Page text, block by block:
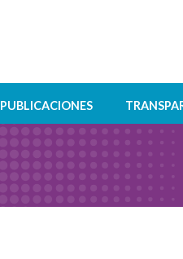
PUBLICACIONES